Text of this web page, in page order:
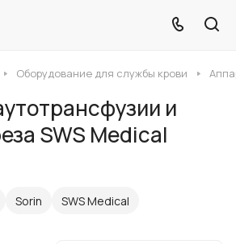
Оборудование для службы крови
и
SWS Medical
Sorin SWS Medical